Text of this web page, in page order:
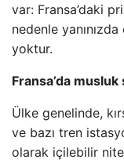
var: Fransa’daki
nedenle
yoktur.
Fransa’da
Ülke genelinde,
ve bazı tren
olarak içilebilir